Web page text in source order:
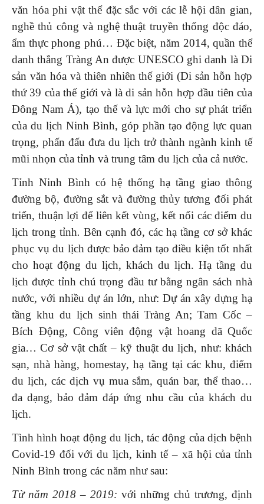
văn hóa phi vật thể đặc sắc với các lễ hội dân gian,
nghề thủ công và nghệ thuật truyền thống độc đáo,
ẩm thực phong phú… Đặc biệt, năm 2014, quần thể
danh thắng Tràng An được UNESCO ghi danh là Di
sản văn hóa và thiên nhiên thế giới (Di sản hỗn hợp
thứ 39 của thế giới và là di sản hỗn hợp đầu tiên của
Đông Nam Á), tạo thế và lực mới cho sự phát triển
của du lịch Ninh Bình, góp phần tạo động lực quan
trọng, phấn đấu đưa du lịch trở thành ngành kinh tế
mũi nhọn của tỉnh và trung tâm du lịch của cả nước.
Tỉnh Ninh Bình có hệ thống hạ tầng giao thông
đường bộ, đường sắt và đường thủy tương đối phát
triển, thuận lợi để liên kết vùng, kết nối các điểm du
lịch trong tỉnh. Bên cạnh đó, các hạ tầng cơ sở khác
phục vụ du lịch được bảo đảm tạo điều kiện tốt nhất
cho hoạt động du lịch, khách du lịch. Hạ tầng du
lịch được tỉnh chú trọng đầu tư bằng ngân sách nhà
nước, với nhiều dự án lớn, như: Dự án xây dựng hạ
tầng khu du lịch sinh thái Tràng An; Tam Cốc –
Bích Động, Công viên động vật hoang dã Quốc
gia… Cơ sở vật chất – kỹ thuật du lịch, như: khách
sạn, nhà hàng, homestay, hạ tầng tại các khu, điểm
du lịch, các dịch vụ mua sắm, quán bar, thể thao…
đa dạng, bảo đảm đáp ứng nhu cầu của khách du
lịch.
Tình hình hoạt động du lịch, tác động của dịch bệnh
Covid-19 đối với du lịch, kinh tế – xã hội của tỉnh
Ninh Bình trong các năm như sau:
Từ năm 2018 – 2019: với những chủ trương, định